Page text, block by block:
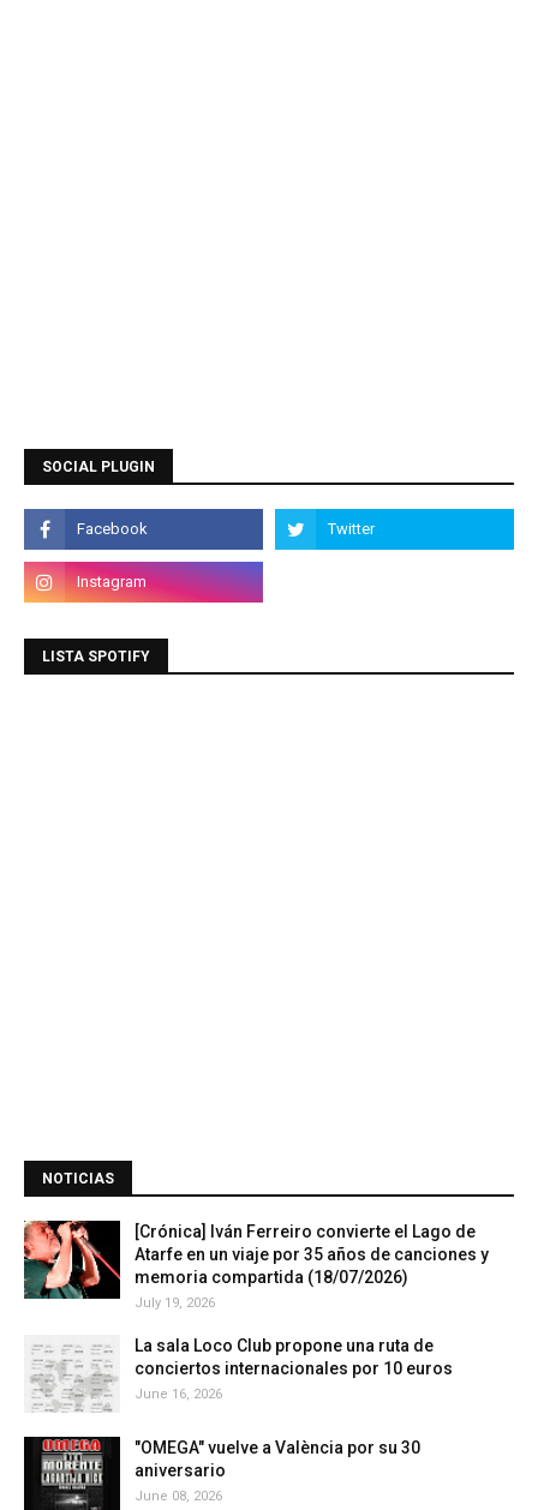
SOCIAL PLUGIN
LISTA SPOTIFY
NOTICIAS
[Crónica] Iván Ferreiro convierte el Lago de
Atarfe en un viaje por 35 años de canciones y
memoria compartida (18/07/2026)
July 19, 2026
La sala Loco Club propone una ruta de
conciertos internacionales por 10 euros
June 16, 2026
"OMEGA" vuelve a València por su 30
aniversario
June 08, 2026